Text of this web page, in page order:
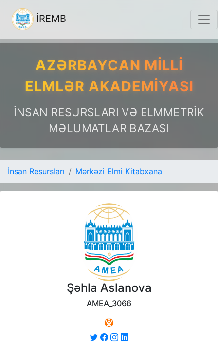
İREMB
AZƏRBAYCAN MILLI
ELMLƏR AKADEMIYASI
İNSAN RESURSLARI VƏ ELMMETRIK
MƏLUMATLAR BAZASI
İnsan Resursları Mərkəzi Elmi Kitabxana
Şəhla Aslanova
AMEA_3066